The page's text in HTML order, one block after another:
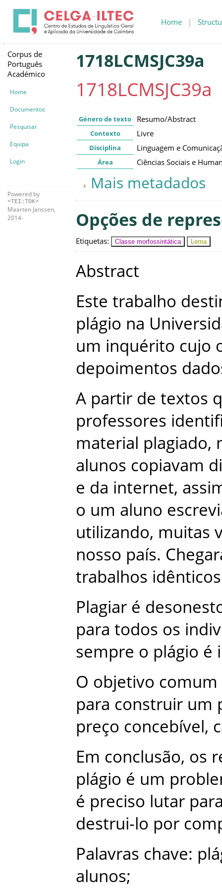
Home |
Corpus de
Português
Académico
Home
Documentos
Pesquisar
Equipa
Login
Powered by
<TEI:TOK>
Maarten Janssen,
2014-
1718LCMSJC39a
1718LCMSJC39a
Género de texto Resumo/Abstract
Contexto Livre
Disciplina Linguagem e
Área Ciências Sociais e
Mais metadados
Opções de
Etiquetas: Classe morfossintática Lema
Abstract
Este trabalho
plágio na
um inquérito cujo
depoimentos
A partir de textos
professores
material plagiado,
alunos copiavam
e da internet,
o um aluno
utilizando, muitas
nosso país.
trabalhos idênticos
Plagiar é
para todos os
sempre o plágio é
O objetivo comum
para construir um
preço concebível,
Em conclusão, os
plágio é um
é preciso lutar
destrui-lo por
Palavras chave:
alunos;